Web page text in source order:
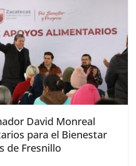
David Monreal
para el Bienestar
de Fresnillo